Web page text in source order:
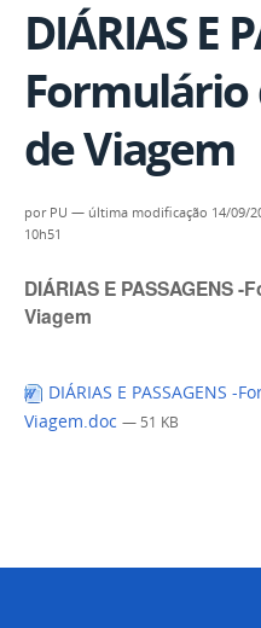
DIÁRIAS E
de Viagem
por PU — última modificação 14/09/
10h51
DIÁRIAS E PASSAGENS
Viagem
DIÁRIAS E PASSAGENS
Viagem.doc — 51 KB